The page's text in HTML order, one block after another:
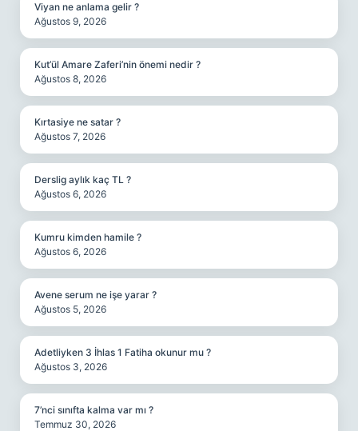
Viyan ne anlama gelir ?
Ağustos 9, 2026
Kut’ül Amare Zaferi’nin önemi nedir ?
Ağustos 8, 2026
Kırtasiye ne satar ?
Ağustos 7, 2026
Derslig aylık kaç TL ?
Ağustos 6, 2026
Kumru kimden hamile ?
Ağustos 6, 2026
Avene serum ne işe yarar ?
Ağustos 5, 2026
Adetliyken 3 İhlas 1 Fatiha okunur mu ?
Ağustos 3, 2026
7’nci sınıfta kalma var mı ?
Temmuz 30, 2026